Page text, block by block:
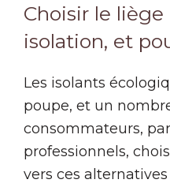
Choisir le liège
isolation, et
Les isolants
poupe, et un
consommateurs,
professionnels,
vers ces